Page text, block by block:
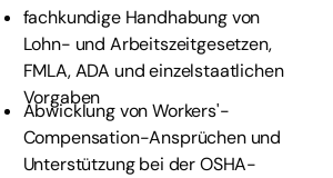
fachkundige Handhabung von
Lohn- und Arbeitszeitgesetzen,
FMLA, ADA und einzelstaatlichen
Vorgaben
Abwicklung von Workers'-
Compensation-Ansprüchen und
Unterstützung bei der OSHA-